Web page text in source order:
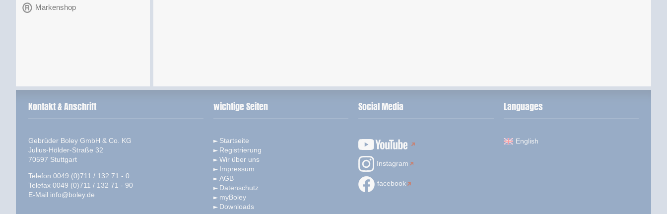
Markenshop
Kontakt & Anschrift
Gebrüder Boley GmbH & Co. KG
Julius-Hölder-Straße 32
70597 Stuttgart
Telefon 0049 (0)711 / 132 71 - 0
Telefax 0049 (0)711 / 132 71 - 90
E-Mail info@boley.de
wichtige Seiten
Startseite
Registrierung
Wir über uns
Impressum
AGB
Datenschutz
myBoley
Downloads
Social Media
Instagram
facebook
Languages
English